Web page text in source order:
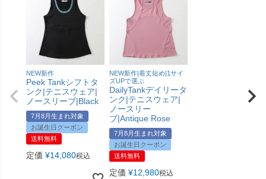
NEW新作
Peek Tankシフトタ
ンク|テニスウェア|
ノースリーブ|Black
7月8月生まれ対象
お誕生日クーポン
送料無料
定価 ¥14,080税込
NEW新作|着丈短め|1サイ
ズUPで選ぶ
DailyTankデイリータ
ンク|テニスウェア|
ノースリー
ブ|Antique Rose
7月8月生まれ対象
お誕生日クーポン
送料無料
定価 ¥12,980税込